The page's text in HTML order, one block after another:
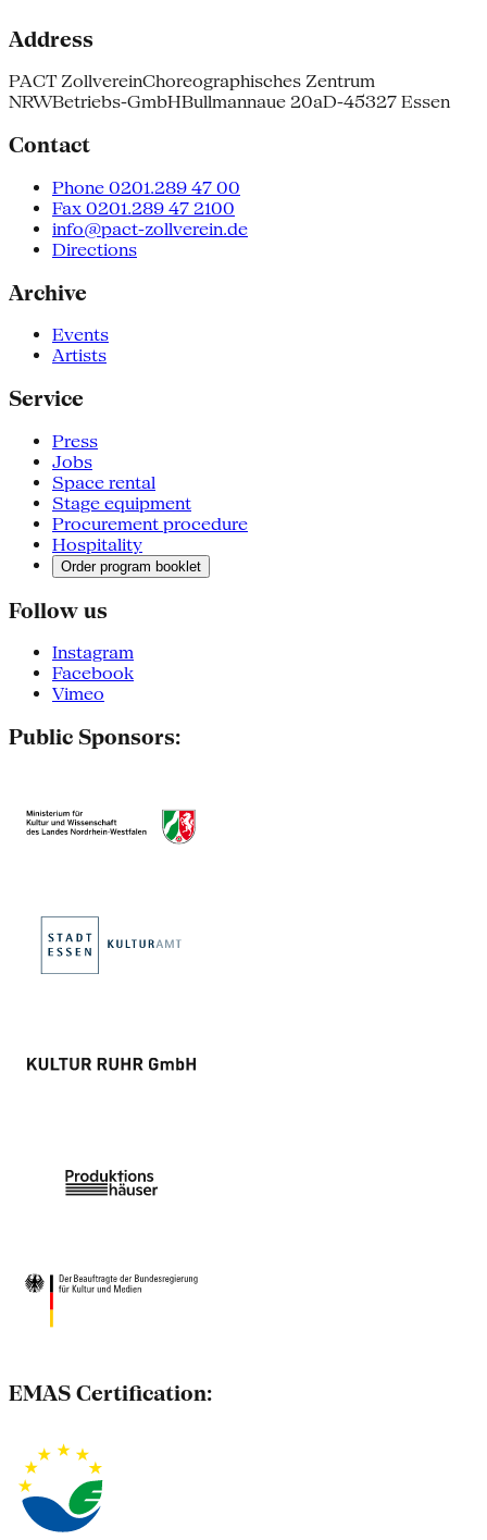
Address
PACT ZollvereinChoreographisches Zentrum
NRWBetriebs-GmbHBullmannaue 20aD-45327 Essen
Contact
Phone 0201.289 47 00
Fax 0201.289 47 2100
info@pact-zollverein.de
Directions
Archive
Events
Artists
Service
Press
Jobs
Space rental
Stage equipment
Procurement procedure
Hospitality
Order program booklet
Follow us
Instagram
Facebook
Vimeo
Public Sponsors:
EMAS Certification: